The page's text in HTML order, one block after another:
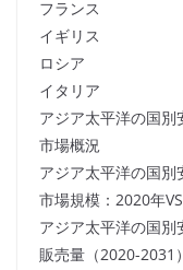
フランス
イギリス
ロシア
イタリア
アジア太平洋の国別
市場概況
アジア太平洋の国別
市場規模：2020年
アジア太平洋の国別
販売量（2020-2031）